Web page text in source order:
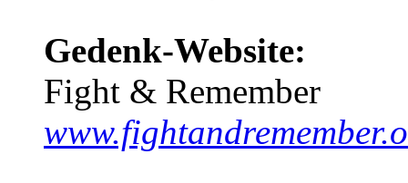
Gedenk-Website:
Fight & Remember